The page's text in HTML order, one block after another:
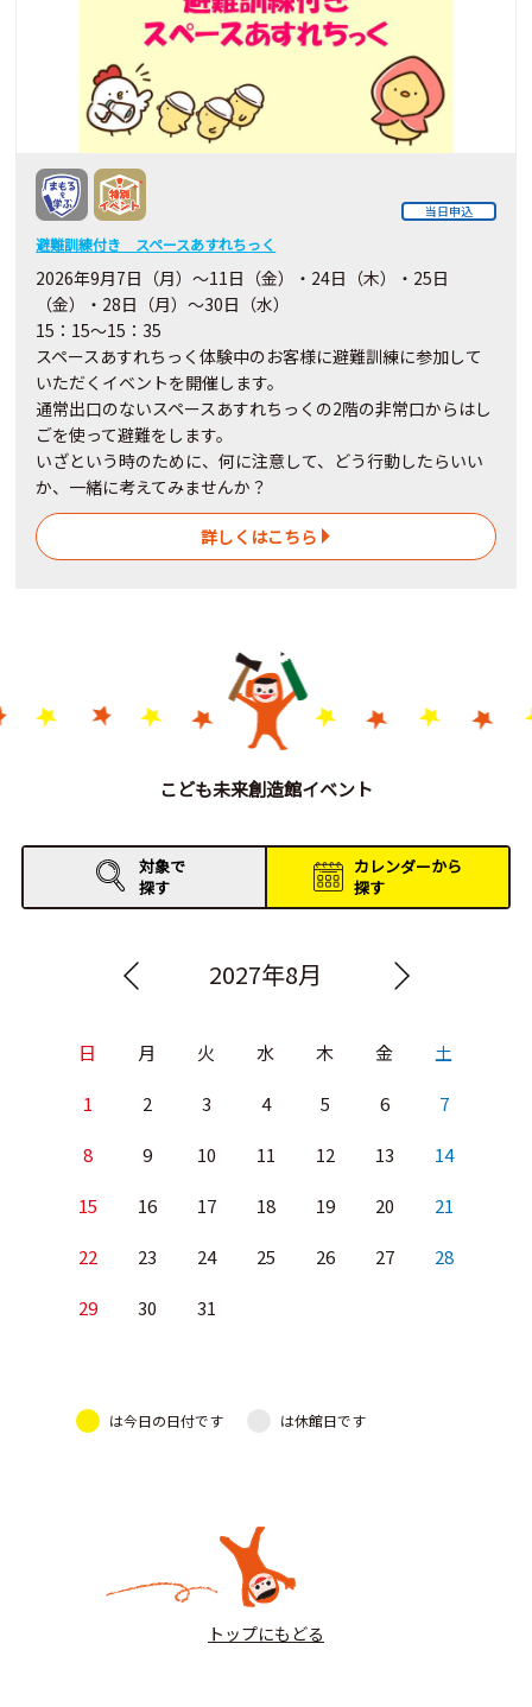
当日申込
避難訓練付き スペースあすれちっく
2026年9月7日（月）～11日（金）・24日（木）・25日
（金）・28日（月）～30日（水）
15：15～15：35
スペースあすれちっく体験中のお客様に避難訓練に参加して
いただくイベントを開催します。
通常出口のないスペースあすれちっくの2階の非常口からはし
ごを使って避難をします。
いざという時のために、何に注意して、どう行動したらいい
か、一緒に考えてみませんか？
詳しくはこちら
こども未来創造館イベント
対象で
探す
カレンダーから
探す
2027年8月
日 月 火 水 木 金 土
1 2 3 4 5 6 7
8 9 10 11 12 13 14
15 16 17 18 19 20 21
22 23 24 25 26 27 28
29 30 31
は今日の日付です は休館日です
トップにもどる